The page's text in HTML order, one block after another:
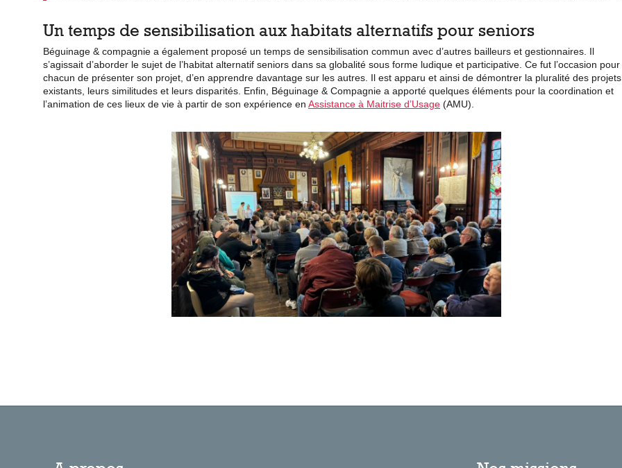
Un temps de sensibilisation aux habitats alternatifs pour seniors
Béguinage & compagnie a également proposé un temps de sensibilisation commun avec d’autres bailleurs et gestionnaires. Il
s’agissait d’aborder le sujet de l’habitat alternatif seniors dans sa globalité sous forme ludique et participative. Ce fut l’occasion pour
chacun de présenter son projet, d’en apprendre davantage sur les autres. Il est apparu et ainsi de démontrer la pluralité des projets
existants, leurs similitudes et leurs disparités. Enfin, Béguinage & Compagnie a apporté quelques éléments pour la coordination et
l’animation de ces lieux de vie à partir de son expérience en Assistance à Maitrise d’Usage (AMU).